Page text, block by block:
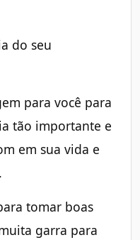
do seu
para você para
tão importante e
em sua vida e
tomar boas
garra para